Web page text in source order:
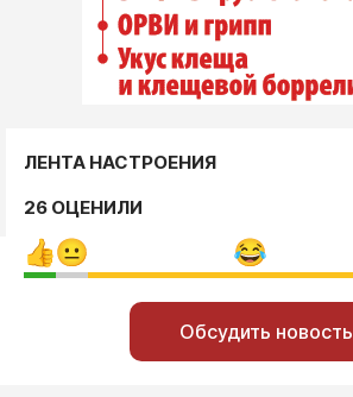
ЛЕНТА НАСТРОЕНИЯ
26 ОЦЕНИЛИ
Обсудить новость